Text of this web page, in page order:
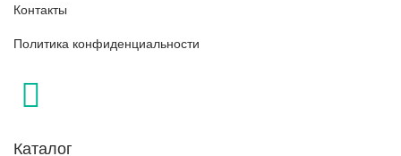
Контакты
Политика конфиденциальности
Каталог